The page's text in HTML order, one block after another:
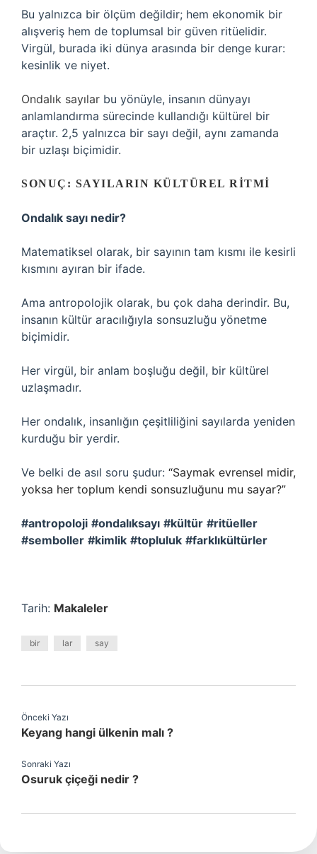
Bu yalnızca bir ölçüm değildir; hem ekonomik bir
alışveriş hem de toplumsal bir güven ritüelidir.
Virgül, burada iki dünya arasında bir denge kurar:
kesinlik ve niyet.
Ondalık sayılar bu yönüyle, insanın dünyayı
anlamlandırma sürecinde kullandığı kültürel bir
araçtır. 2,5 yalnızca bir sayı değil, aynı zamanda
bir uzlaşı biçimidir.
SONUÇ: SAYILARIN KÜLTÜREL RITMI
Ondalık sayı nedir?
Matematiksel olarak, bir sayının tam kısmı ile kesirli
kısmını ayıran bir ifade.
Ama antropolojik olarak, bu çok daha derindir. Bu,
insanın kültür aracılığıyla sonsuzluğu yönetme
biçimidir.
Her virgül, bir anlam boşluğu değil, bir kültürel
uzlaşmadır.
Her ondalık, insanlığın çeşitliliğini sayılarda yeniden
kurduğu bir yerdir.
Ve belki de asıl soru şudur: “Saymak evrensel midir,
yoksa her toplum kendi sonsuzluğunu mu sayar?”
#antropoloji #ondalıksayı #kültür #ritüeller
#semboller #kimlik #topluluk #farklıkültürler
Tarih: Makaleler
bir lar say
Önceki Yazı
Keyang hangi ülkenin malı ?
Sonraki Yazı
Osuruk çiçeği nedir ?